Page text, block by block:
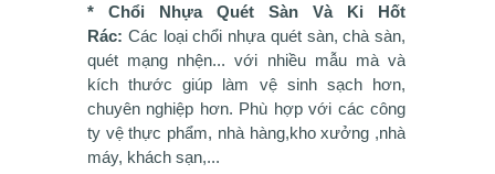
* Chổi Nhựa Quét Sàn Và Ki Hốt
Rác: Các loại chổi nhựa quét sàn, chà sàn,
quét mạng nhện... với nhiều mẫu mà và
kích thước giúp làm vệ sinh sạch hơn,
chuyên nghiệp hơn. Phù hợp với các công
ty vệ thực phẩm, nhà hàng,kho xưởng ,nhà
máy, khách sạn,...